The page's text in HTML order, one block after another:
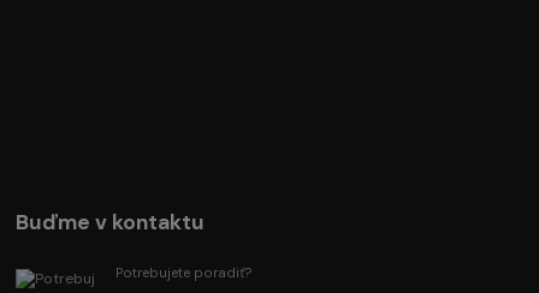
Buďme v kontaktu
Potrebujete poradiť?